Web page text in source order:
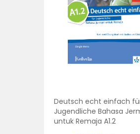
Deutsch echt einfach
Jugendliche Bahasa
untuk Remaja A1.2